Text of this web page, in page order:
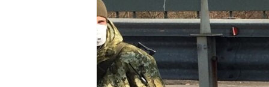
УКРАЇНСЬКА ПРОБЛЕМА КРИМУ